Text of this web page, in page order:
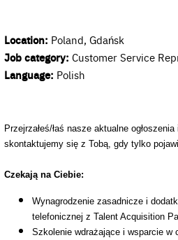
Location: Poland, Gdańsk
Job category: Customer Service
Language: Polish
Przejrzałeś/łaś nasze aktualne
skontaktujemy się z Tobą, gdy tylko
Czekają na Ciebie:
Wynagrodzenie zasadnicze i
telefonicznej z Talent Acquisition
Szkolenie wdrażające i wsparcie w